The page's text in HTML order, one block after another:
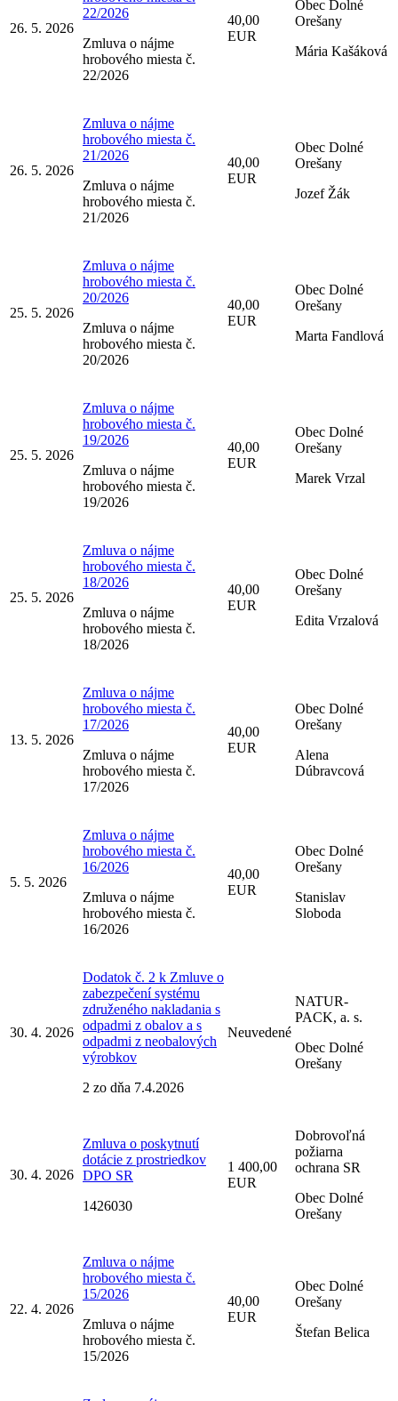
26. 5. 2026
22/2026
Zmluva o nájme
hrobového miesta č.
22/2026
40,00
EUR
Obec Dolné
Orešany
Mária Kašáková
26. 5. 2026
Zmluva o nájme
hrobového miesta č.
21/2026
Zmluva o nájme
hrobového miesta č.
21/2026
40,00
EUR
Obec Dolné
Orešany
Jozef Žák
25. 5. 2026
Zmluva o nájme
hrobového miesta č.
20/2026
Zmluva o nájme
hrobového miesta č.
20/2026
40,00
EUR
Obec Dolné
Orešany
Marta Fandlová
25. 5. 2026
Zmluva o nájme
hrobového miesta č.
19/2026
Zmluva o nájme
hrobového miesta č.
19/2026
40,00
EUR
Obec Dolné
Orešany
Marek Vrzal
25. 5. 2026
Zmluva o nájme
hrobového miesta č.
18/2026
Zmluva o nájme
hrobového miesta č.
18/2026
40,00
EUR
Obec Dolné
Orešany
Edita Vrzalová
13. 5. 2026
Zmluva o nájme
hrobového miesta č.
17/2026
Zmluva o nájme
hrobového miesta č.
17/2026
40,00
EUR
Obec Dolné
Orešany
Alena
Dúbravcová
5. 5. 2026
Zmluva o nájme
hrobového miesta č.
16/2026
Zmluva o nájme
hrobového miesta č.
16/2026
40,00
EUR
Obec Dolné
Orešany
Stanislav
Sloboda
30. 4. 2026
Dodatok č. 2 k Zmluve o
zabezpečení systému
združeného nakladania s
odpadmi z obalov a s
odpadmi z neobalových
výrobkov
2 zo dňa 7.4.2026
Neuvedené
NATUR-
PACK, a. s.
Obec Dolné
Orešany
30. 4. 2026
Zmluva o poskytnutí
dotácie z prostriedkov
DPO SR
1426030
1 400,00
EUR
Dobrovoľná
požiarna
ochrana SR
Obec Dolné
Orešany
22. 4. 2026
Zmluva o nájme
hrobového miesta č.
15/2026
Zmluva o nájme
hrobového miesta č.
15/2026
40,00
EUR
Obec Dolné
Orešany
Štefan Belica